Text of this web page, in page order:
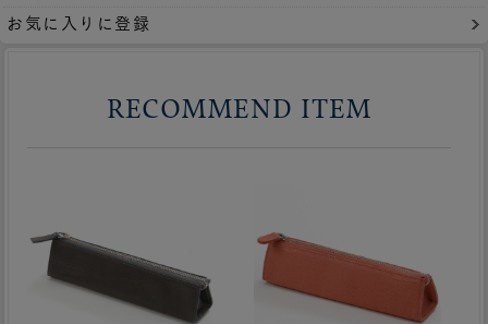
お気に入りに登録
RECOMMEND ITEM